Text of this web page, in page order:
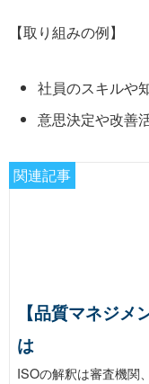
【取り組みの例】
社員のスキルや
意思決定や改善
関連記事
【品質マネジ
は
ISOの解釈は審査機関